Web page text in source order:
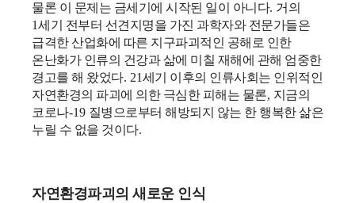
물론 이 문제는 금세기에 시작된 일이 아니다. 거의
1세기 전부터 선견지명을 가진 과학자와 전문가들은
급격한 산업화에 따른 지구파괴적인 공해로 인한
온난화가 인류의 건강과 삶에 미칠 재해에 관해 엄중한
경고를 해 왔었다. 21세기 이후의 인류사회는 인위적인
자연환경의 파괴에 의한 극심한 피해는 물론, 지금의
코로나-19 질병으로부터 해방되지 않는 한 행복한 삶은
누릴 수 없을 것이다.
자연환경파괴의 새로운 인식